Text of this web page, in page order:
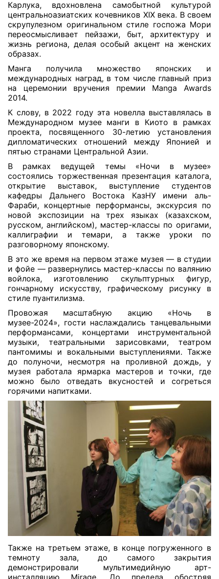
Карлука, вдохновлена самобытной культурой
центральноазиатских кочевников XIX века. В своем
скрупулезном оригинальном стиле госпожа Мори
переосмысливает пейзажи, быт, архитектуру и
жизнь региона, делая особый акцент на женских
образах.
Манга получила множество японских и
международных наград, в том числе главный приз
на церемонии вручения премии Manga Awards
2014.
К слову, в 2022 году эта новелла выставлялась в
Международном музее манги в Киото в рамках
проекта, посвященного 30-летию установления
дипломатических отношений между Японией и
пятью странами Центральной Азии.
В рамках ведущей темы «Ночи в музее»
состоялись торжественная презентация каталога,
открытие выставок, выступление студентов
кафедры Дальнего Востока КазНУ имени аль-
Фараби, концертные перформансы, экскурсия по
новой экспозиции на трех языках (казахском,
русском, английском), мастер-классы по оригами,
каллиграфии и темари, а также уроки по
разговорному японскому.
В это же время на первом этаже музея — в студии
и фойе — развернулись мастер-классы по валянию
войлока, изготовлению скульптурных фигур,
гончарному искусству, графическому рисунку в
стиле пуантилизма.
Провожая масштабную акцию «Ночь в
музее-2024», гости наслаждались танцевальными
перформансами, концертами инструментальной
музыки, театральными зарисовками, театром
пантомимы и вокальными выступлениями. Также
до полуночи, несмотря на проливной дождь, у
музея работала ярмарка мастеров и точки, где
можно было отведать вкусностей и согреться
горячими напитками.
Также на третьем этаже, в конце погруженного в
темноту зала, до самого закрытия
демонстрировали мультимедийную арт-